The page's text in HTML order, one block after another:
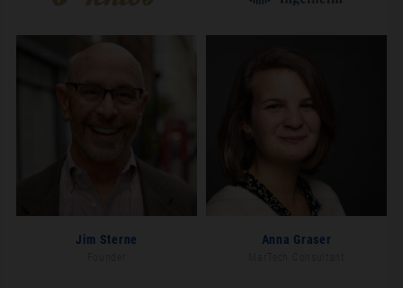
Jim Sterne Anna Graser